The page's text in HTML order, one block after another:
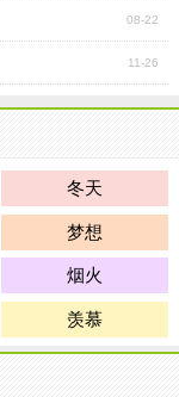
08-22
11-26
冬天
梦想
烟火
羡慕